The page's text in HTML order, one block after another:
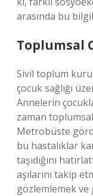
arasında bu
Toplumsal
Sivil toplum
çocuk sağlığı
Annelerin
zaman
Metrobüste
bu hastalıklar
taşıdığını
aşılarını takip
gözlemlemek